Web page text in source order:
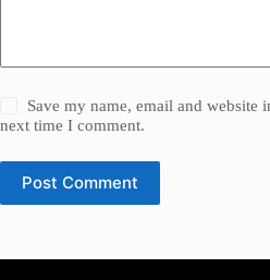
Save my name, email and website
next time I comment.
Post Comment